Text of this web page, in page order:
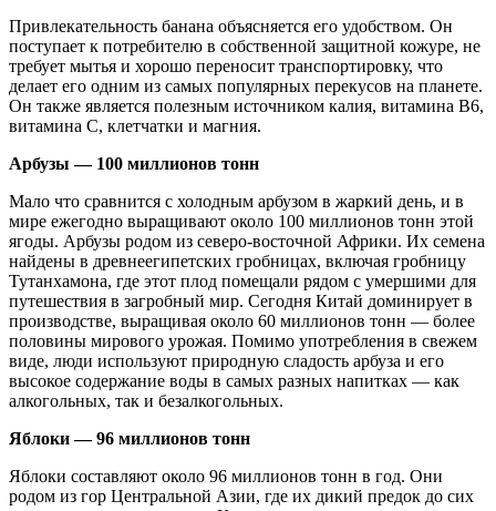
Привлекательность банана объясняется его удобством. Он
поступает к потребителю в собственной защитной кожуре, не
требует мытья и хорошо переносит транспортировку, что
делает его одним из самых популярных перекусов на планете.
Он также является полезным источником калия, витамина B6,
витамина C, клетчатки и магния.
Арбузы — 100 миллионов тонн
Мало что сравнится с холодным арбузом в жаркий день, и в
мире ежегодно выращивают около 100 миллионов тонн этой
ягоды. Арбузы родом из северо-восточной Африки. Их семена
найдены в древнеегипетских гробницах, включая гробницу
Тутанхамона, где этот плод помещали рядом с умершими для
путешествия в загробный мир. Сегодня Китай доминирует в
производстве, выращивая около 60 миллионов тонн — более
половины мирового урожая. Помимо употребления в свежем
виде, люди используют природную сладость арбуза и его
высокое содержание воды в самых разных напитках — как
алкогольных, так и безалкогольных.
Яблоки — 96 миллионов тонн
Яблоки составляют около 96 миллионов тонн в год. Они
родом из гор Центральной Азии, где их дикий предок до сих